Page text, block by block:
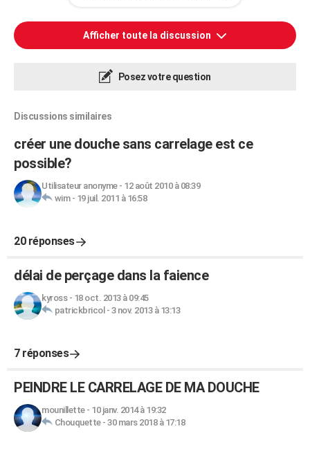
Afficher toute la discussion
Posez votre question
Discussions similaires
créer une douche sans carrelage est ce
possible?
Utilisateur anonyme- 12 août 2010 à 08:39
wim- 19 juil. 2011 à 16:58
20 réponses
délai de perçage dans la faience
kyross- 18 oct. 2013 à 09:45
patrickbricol - 3 nov. 2013 à 13:13
7 réponses
PEINDRE LE CARRELAGE DE MA DOUCHE
mounillette- 10 janv. 2014 à 19:32
Chouquette- 30 mars 2018 à 17:18